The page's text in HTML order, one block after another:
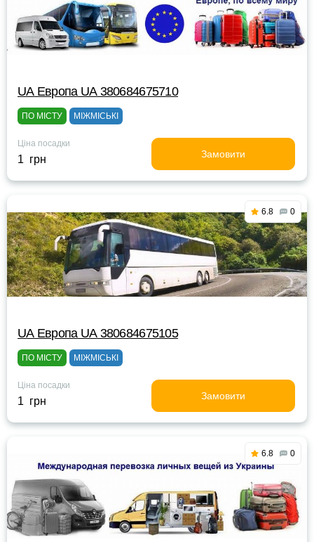
UА Европа UА 380684675710
ПО МІСТУ МІЖМІСЬКІ
Ціна посадки
1 грн Замовити
6.8 0
UА Европа UА 380684675105
ПО МІСТУ МІЖМІСЬКІ
Ціна посадки
1 грн Замовити
6.8 0